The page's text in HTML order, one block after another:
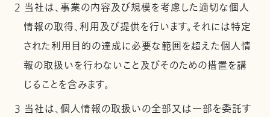
2 当社は、事業の内容及び規模を考慮した適切な個人
情報の取得、利用及び提供を行います。それには特定
された利用目的の達成に必要な範囲を超えた個人情
報の取扱いを行わないこと及びそのための措置を講
じることを含みます。
3 当社は、個人情報の取扱いの全部又は一部を委託す